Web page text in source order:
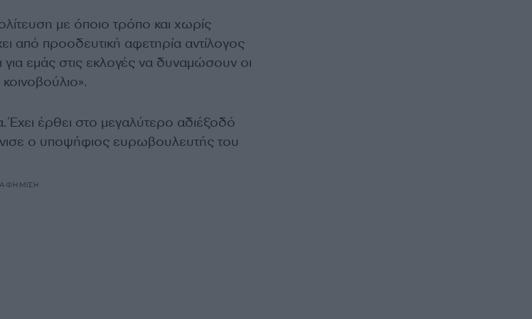
με όποιο τρόπο και χωρίς
από προοδευτική αφετηρία αντίλογος
για εμάς στις εκλογές να δυναμώσουν οι
Έχει έρθει στο μεγαλύτερο αδιέξοδό
ο υποψήφιος ευρωβουλευτής του